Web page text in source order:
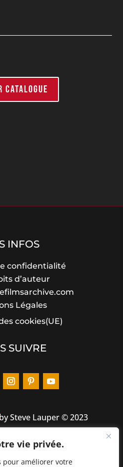
vie privée.
pour améliorer votre
CATALOGUE
INFOS
confidentialité
d’auteur
Légales
cookies(UE)
SUIVRE
by Steve Lauper © 2023
RAPIDES